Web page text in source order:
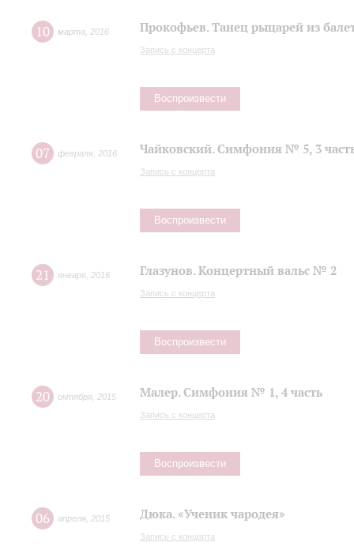
10 марта 2016 Прокофьев. Танец рыцарей из
Запись с концерта
Воспроизвести
07 февраля 2016 Чайковский. Симфония № 5, 3
Запись с концерта
Воспроизвести
21 января 2016 Глазунов. Концертный вальс № 2
Запись с концерта
Воспроизвести
20 октября 2015 Малер. Симфония № 1, 4 часть
Запись с концерта
Воспроизвести
06 апреля 2015 Дюка. «Ученик чародея»
Запись с концерта